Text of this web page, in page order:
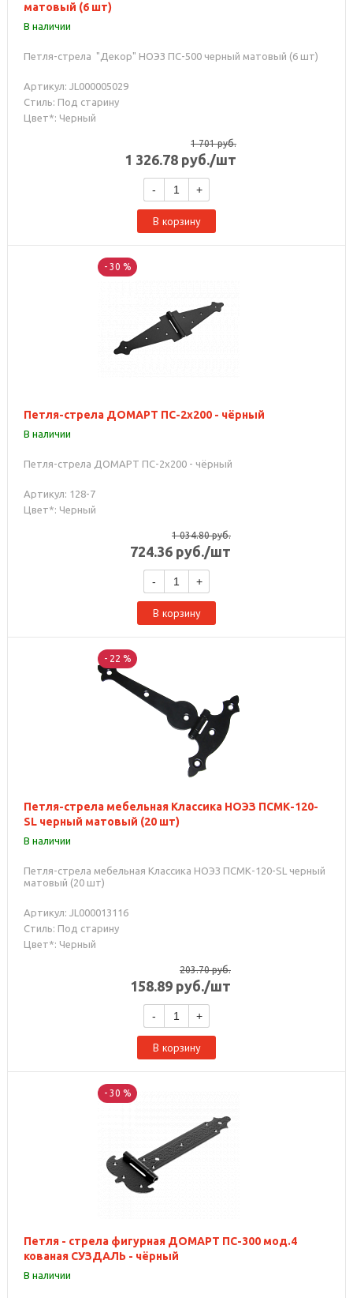
матовый (6 шт)
В наличии
Петля-стрела "Декор" НОЭЗ ПС-500 черный матовый (6 шт)
Артикул: JL000005029
Стиль: Под старину
Цвет*: Черный
1 701руб.
1 326.78 руб./шт
- +
В корзину
- 30 %
Петля-стрела ДОМАРТ ПС-2х200 - чёрный
В наличии
Петля-стрела ДОМАРТ ПС-2х200 - чёрный
Артикул: 128-7
Цвет*: Черный
1 034.80руб.
724.36 руб./шт
- +
В корзину
- 22 %
Петля-стрела мебельная Классика НОЭЗ ПСМК-120-
SL черный матовый (20 шт)
В наличии
Петля-стрела мебельная Классика НОЭЗ ПСМК-120-SL черный
матовый (20 шт)
Артикул: JL000013116
Стиль: Под старину
Цвет*: Черный
203.70руб.
158.89 руб./шт
- +
В корзину
- 30 %
Петля - стрела фигурная ДОМАРТ ПС-300 мод.4
кованая СУЗДАЛЬ - чёрный
В наличии